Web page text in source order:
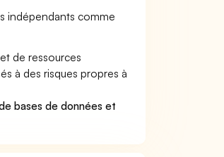
indépendants comme
de ressources
à des risques propres à
bases de données et